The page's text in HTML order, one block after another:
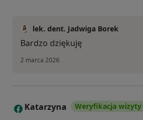
lek. dent. Jadwiga Borek
Bardzo dziękuję
2 marca 2026
K Katarzyna Weryfikacja wizyty